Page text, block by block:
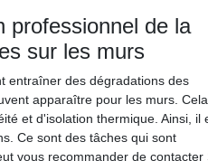
professionnel de la
sur les murs
entraîner des dégradations des
apparaître pour les murs.
et d'isolation thermique. Ainsi, il
Ce sont des tâches qui sont
vous recommander de contacter